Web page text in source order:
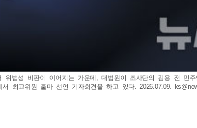
법성 비판이 이어지는 가운데, 대법원이 조사단의 김용 전 민
최고위원 출마 선언 기자회견을 하고 있다. 2026.07.09.